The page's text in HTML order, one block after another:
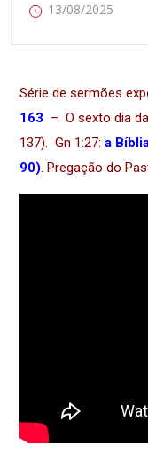
13/08/2025
Série de sermões
163 – O sexto dia
137). Gn 1:27: a
90). Pregação do